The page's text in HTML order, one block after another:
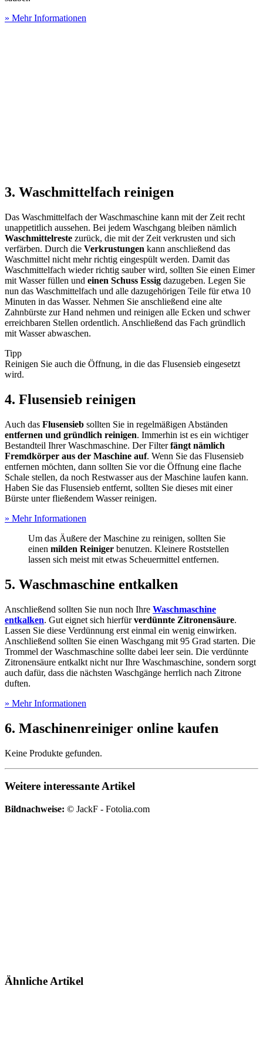
» Mehr Informationen
3. Waschmittelfach reinigen
Das Waschmittelfach der Waschmaschine kann mit der Zeit recht
unappetitlich aussehen. Bei jedem Waschgang bleiben nämlich
Waschmittelreste zurück, die mit der Zeit verkrusten und sich
verfärben. Durch die Verkrustungen kann anschließend das
Waschmittel nicht mehr richtig eingespült werden. Damit das
Waschmittelfach wieder richtig sauber wird, sollten Sie einen Eimer
mit Wasser füllen und einen Schuss Essig dazugeben. Legen Sie
nun das Waschmittelfach und alle dazugehörigen Teile für etwa 10
Minuten in das Wasser. Nehmen Sie anschließend eine alte
Zahnbürste zur Hand nehmen und reinigen alle Ecken und schwer
erreichbaren Stellen ordentlich. Anschließend das Fach gründlich
mit Wasser abwaschen.
Tipp
Reinigen Sie auch die Öffnung, in die das Flusensieb eingesetzt
wird.
4. Flusensieb reinigen
Auch das Flusensieb sollten Sie in regelmäßigen Abständen
entfernen und gründlich reinigen. Immerhin ist es ein wichtiger
Bestandteil Ihrer Waschmaschine. Der Filterfängt nämlich
Fremdkörper aus der Maschine auf. Wenn Sie das Flusensieb
entfernen möchten, dann sollten Sie vor die Öffnung eine flache
Schale stellen, da noch Restwasser aus der Maschine laufen kann.
Haben Sie das Flusensieb entfernt, sollten Sie dieses mit einer
Bürste unter fließendem Wasser reinigen.
» Mehr Informationen
Um das Äußere der Maschine zu reinigen, sollten Sie
einen milden Reiniger benutzen. Kleinere Roststellen
lassen sich meist mit etwas Scheuermittel entfernen.
5. Waschmaschine entkalken
Anschließend sollten Sie nun noch Ihre Waschmaschine
entkalken. Gut eignet sich hierfürverdünnte Zitronensäure.
Lassen Sie diese Verdünnung erst einmal ein wenig einwirken.
Anschließend sollten Sie einen Waschgang mit 95 Grad starten. Die
Trommel der Waschmaschine sollte dabei leer sein. Die verdünnte
Zitronensäure entkalkt nicht nur Ihre Waschmaschine, sondern sorgt
auch dafür, dass die nächsten Waschgänge herrlich nach Zitrone
duften.
» Mehr Informationen
6. Maschinenreiniger online kaufen
Keine Produkte gefunden.
Weitere interessante Artikel
Bildnachweise: © JackF - Fotolia.com
Ähnliche Artikel